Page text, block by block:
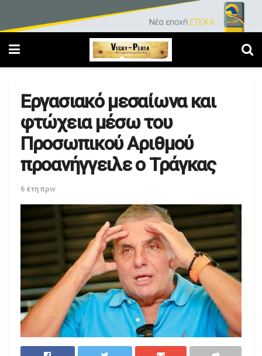
Εργασιακό μεσαίωνα και
φτώχεια μέσω του
Προσωπικού Αριθμού
προανήγγειλε ο Τράγκας
6 έτη πριν